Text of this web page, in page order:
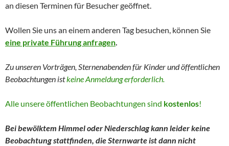
an diesen Terminen für Besucher geöffnet.
Wollen Sie uns an einem anderen Tag besuchen, können Sie
eine private Führung anfragen.
Zu unseren Vorträgen, Sternenabenden für Kinder undöffentlichen
Beobachtungen istkeine Anmeldung erforderlich.
Alle unsere öffentlichen Beobachtungen sind kostenlos!
Bei bewölktem Himmel oder Niederschlag kann leider keine
Beobachtung stattfinden, die Sternwarte ist dann nicht